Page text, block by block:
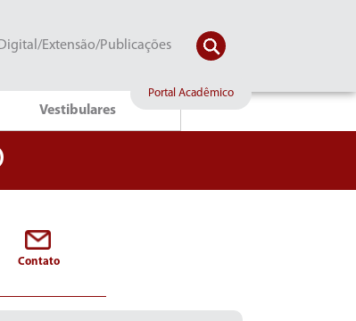
Vestibulares
Extensão/Publicações
Portal Acadêmico
Contato